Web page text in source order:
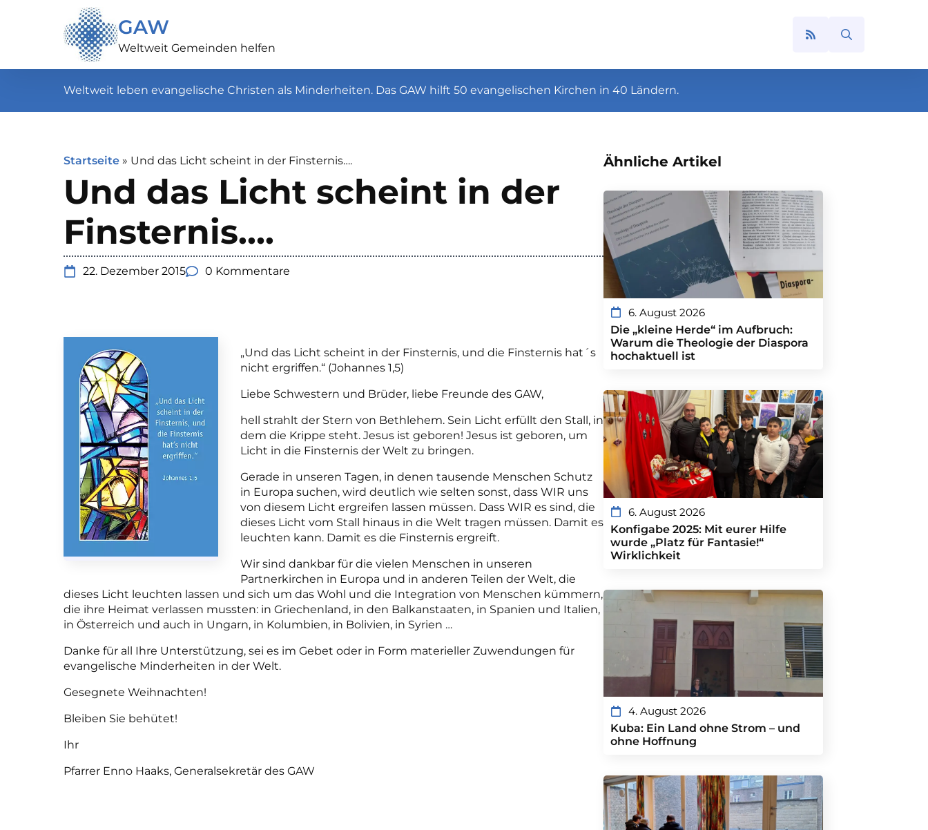
GAW
Weltweit Gemeinden helfen
Weltweit leben evangelische Christen als Minderheiten. Das GAW hilft 50 evangelischen Kirchen in 40 Ländern.
Startseite » Und das Licht scheint in der Finsternis….
Und das Licht scheint in der
Finsternis….
22. Dezember 2015 0 Kommentare
„Und das Licht scheint in der Finsternis, und die Finsternis hat´s
nicht ergriffen.“ (Johannes 1,5)
Liebe Schwestern und Brüder, liebe Freunde des GAW,
hell strahlt der Stern von Bethlehem. Sein Licht erfüllt den Stall, in
dem die Krippe steht. Jesus ist geboren! Jesus ist geboren, um
Licht in die Finsternis der Welt zu bringen.
Gerade in unseren Tagen, in denen tausende Menschen Schutz
in Europa suchen, wird deutlich wie selten sonst, dass WIR uns
von diesem Licht ergreifen lassen müssen. Dass WIR es sind, die
dieses Licht vom Stall hinaus in die Welt tragen müssen. Damit es
leuchten kann. Damit es die Finsternis ergreift.
Wir sind dankbar für die vielen Menschen in unseren
Partnerkirchen in Europa und in anderen Teilen der Welt, die
dieses Licht leuchten lassen und sich um das Wohl und die Integration von Menschen kümmern,
die ihre Heimat verlassen mussten: in Griechenland, in den Balkanstaaten, in Spanien und Italien,
in Österreich und auch in Ungarn, in Kolumbien, in Bolivien, in Syrien …
Danke für all Ihre Unterstützung, sei es im Gebet oder in Form materieller Zuwendungen für
evangelische Minderheiten in der Welt.
Gesegnete Weihnachten!
Bleiben Sie behütet!
Ihr
Pfarrer Enno Haaks, Generalsekretär des GAW
Ähnliche Artikel
6. August 2026
Die „kleine Herde“ im Aufbruch:
Warum die Theologie der Diaspora
hochaktuell ist
6. August 2026
Konfigabe 2025: Mit eurer Hilfe
wurde „Platz für Fantasie!“
Wirklichkeit
4. August 2026
Kuba: Ein Land ohne Strom – und
ohne Hoffnung